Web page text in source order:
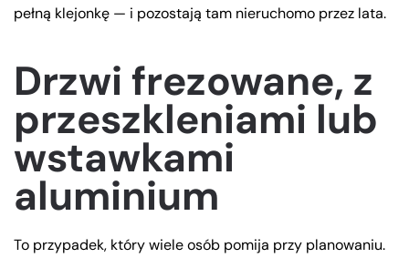
pełną klejonkę — i pozostają tam nieruchomo przez lata.
Drzwi frezowane, z
przeszkleniami lub
wstawkami
aluminium
To przypadek, który wiele osób pomija przy planowaniu.